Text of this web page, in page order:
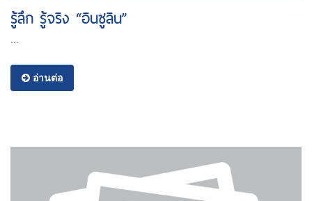
รู้ลึก รู้จริง “อินซูลิน”
อ่านต่อ